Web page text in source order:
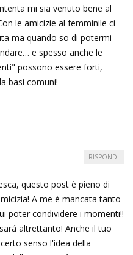
mi sia venuto bene al
le amicizie al femminile ci
ma quando so di potermi
e spesso anche le
possono essere forti,
basi comuni!
questo post è pieno di
A me è mancata tanto
poter condividere i momenti!!
altrettanto! Anche il tuo
senso l'idea della
RISPONDI